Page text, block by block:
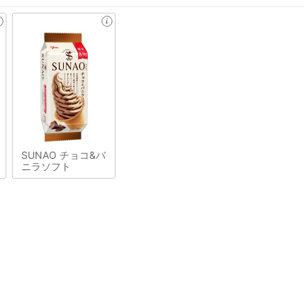
SUNAO チョコ&バ
ニラソフト